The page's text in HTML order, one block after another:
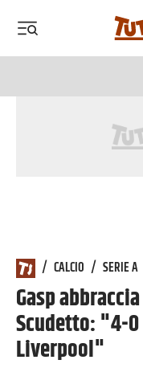
/ CALCIO / SERIE A
Gasp
Scudetto: "4-0
Liverpool"